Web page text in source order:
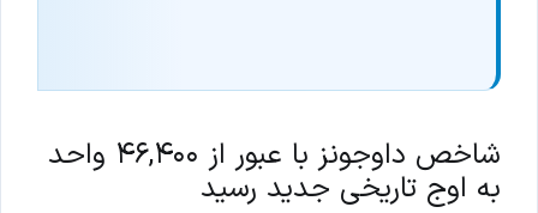
شاخص داوجونز با عبور از ۴۶,۴۰۰ واحد
به اوج تاریخی جدید رسید